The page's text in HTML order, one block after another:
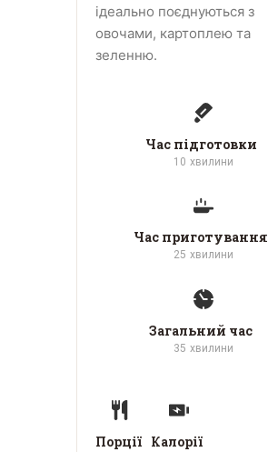
ідеально поєднуються з
овочами, картоплею та
зеленню.
Час підготовки
10 хвилини
Час приготування
25 хвилини
Загальний час
35 хвилини
Порції Калорії